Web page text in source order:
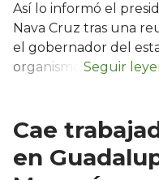
Así lo informó el
Nava Cruz tras una
el gobernador del
organismo.
Cae
en